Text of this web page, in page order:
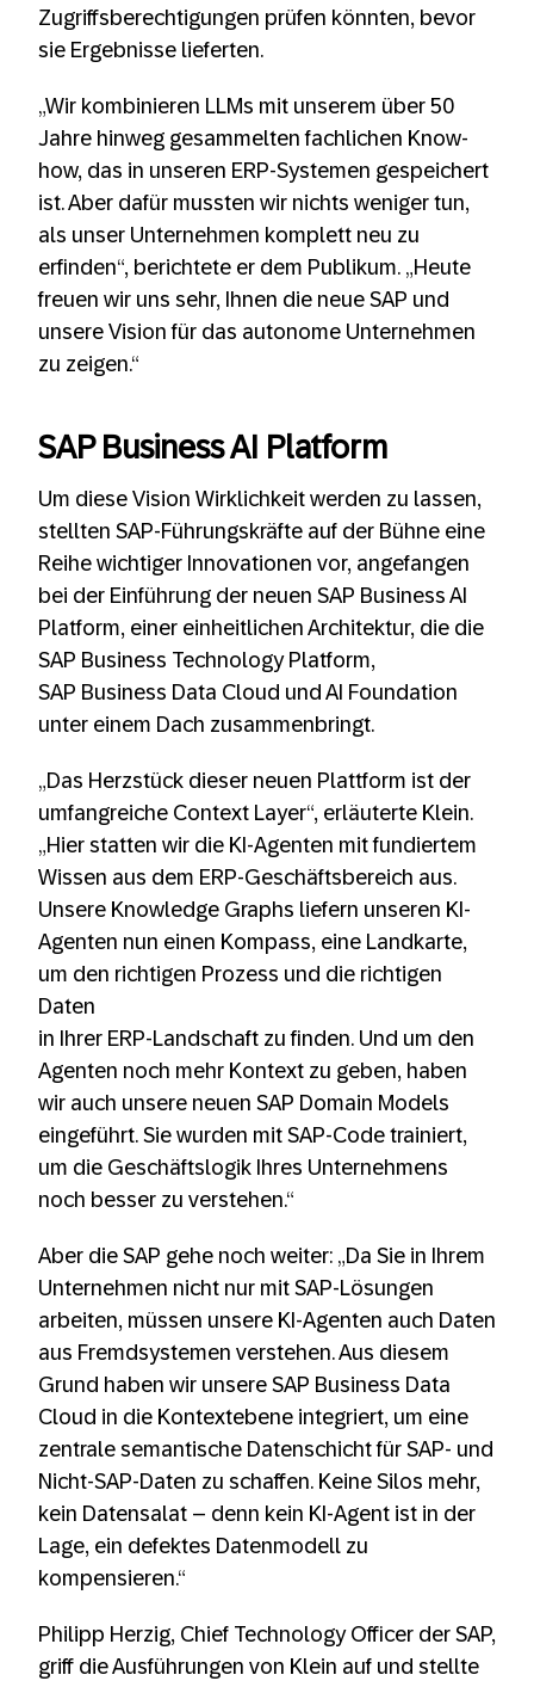
Zugriffsberechtigungen prüfen könnten, bevor
sie Ergebnisse lieferten.
„Wir kombinieren LLMs mit unserem über 50
Jahre hinweg gesammelten fachlichen Know-
how, das in unseren ERP-Systemen gespeichert
ist. Aber dafür mussten wir nichts weniger tun,
als unser Unternehmen komplett neu zu
erfinden“, berichtete er dem Publikum. „Heute
freuen wir uns sehr, Ihnen die neue SAP und
unsere Vision für das autonome Unternehmen
zu zeigen.“
SAP Business AI Platform
Um diese Vision Wirklichkeit werden zu lassen,
stellten SAP-Führungskräfte auf der Bühne eine
Reihe wichtiger Innovationen vor, angefangen
bei der Einführung der neuen SAP Business AI
Platform, einer einheitlichen Architektur, die die
SAP Business Technology Platform,
SAP Business Data Cloud und AI Foundation
unter einem Dach zusammenbringt.
„Das Herzstück dieser neuen Plattform ist der
umfangreiche Context Layer“, erläuterte Klein.
„Hier statten wir die KI-Agenten mit fundiertem
Wissen aus dem ERP-Geschäftsbereich aus.
Unsere Knowledge Graphs liefern unseren KI-
Agenten nun einen Kompass, eine Landkarte,
um den richtigen Prozess und die richtigen
Daten
in Ihrer ERP-Landschaft zu finden. Und um den
Agenten noch mehr Kontext zu geben, haben
wir auch unsere neuen SAP Domain Models
eingeführt. Sie wurden mit SAP-Code trainiert,
um die Geschäftslogik Ihres Unternehmens
noch besser zu verstehen.“
Aber die SAP gehe noch weiter: „Da Sie in Ihrem
Unternehmen nicht nur mit SAP-Lösungen
arbeiten, müssen unsere KI-Agenten auch Daten
aus Fremdsystemen verstehen. Aus diesem
Grund haben wir unsere SAP Business Data
Cloud in die Kontextebene integriert, um eine
zentrale semantische Datenschicht für SAP- und
Nicht-SAP-Daten zu schaffen. Keine Silos mehr,
kein Datensalat – denn kein KI-Agent ist in der
Lage, ein defektes Datenmodell zu
kompensieren.“
Philipp Herzig, Chief Technology Officer der SAP,
griff die Ausführungen von Klein auf und stellte